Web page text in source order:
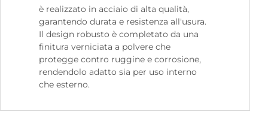
è realizzato in acciaio di alta qualità,
garantendo durata e resistenza all'usura.
Il design robusto è completato da una
finitura verniciata a polvere che
protegge contro ruggine e corrosione,
rendendolo adatto sia per uso interno
che esterno.